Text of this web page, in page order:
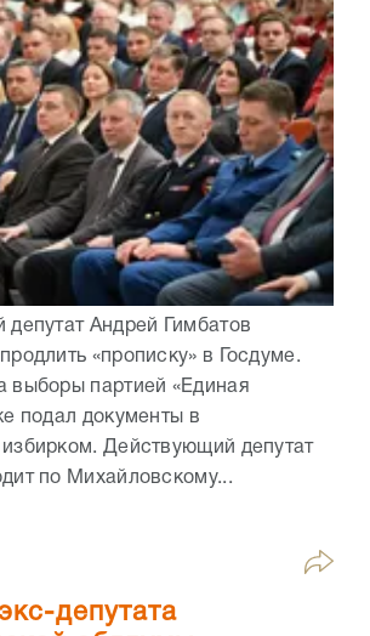
депутат Андрей Гимбатов
«прописку» в Госдуме.
выборы партией «Единая
подал документы в
Действующий депутат
по Михайловскому...
депутата